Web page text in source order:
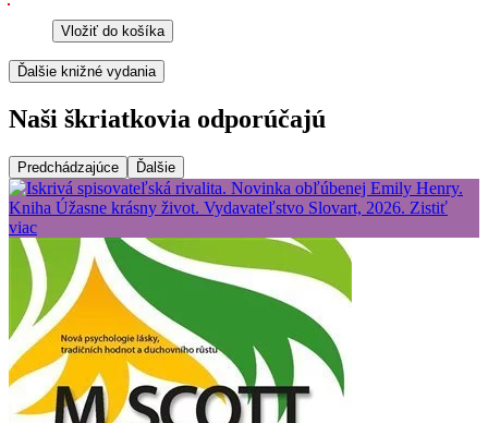
Vložiť do košíka
Ďalšie knižné vydania
Naši škriatkovia odporúčajú
Predchádzajúce Ďalšie